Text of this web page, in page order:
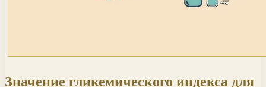
Значение гликемического индекса для